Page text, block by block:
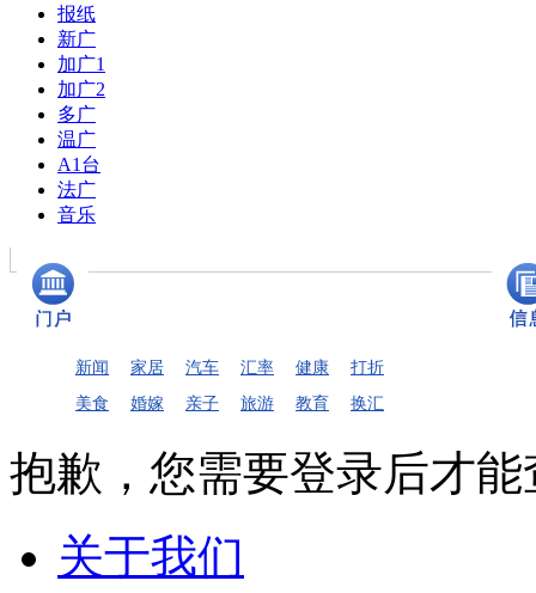
报纸
新广
加广1
加广2
多广
温广
A1台
法广
音乐
新闻 家居 汽车 汇率 健康
打折
美食
婚嫁 亲子 旅游 教育 换汇
抱歉，您需要登录后才能
关于我们